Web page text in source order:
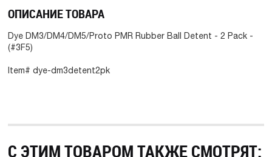
ОПИСАНИЕ ТОВАРА
Dye DM3/DM4/DM5/Proto PMR Rubber Ball Detent - 2 Pack -
(#3F5)
Item# dye-dm3detent2pk
С ЭТИМ ТОВАРОМ ТАКЖЕ СМОТРЯТ: